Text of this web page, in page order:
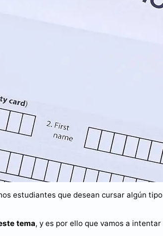
estudiantes que desean cursar algún
tema, y es por ello que vamos a intentar